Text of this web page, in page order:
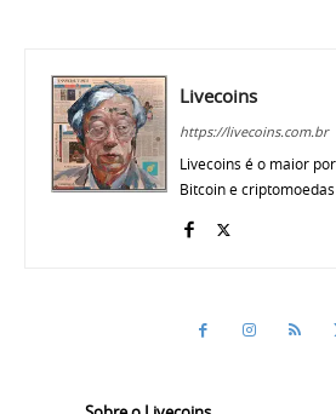
Livecoins
https://livecoins.com.br
Livecoins é o maior
Bitcoin e criptomoedas